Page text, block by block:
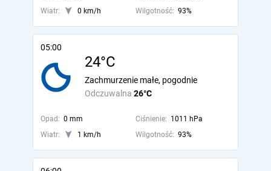
Wiatr:
0 km/h Wilgotność: 93%
05:00
24°C
Odczuwalna 26°C
Zachmurzenie małe, pogodnie
Opad: 0 mm Ciśnienie: 1011 hPa
Wiatr:
1 km/h Wilgotność: 93%